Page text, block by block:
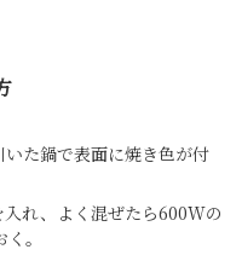
た鍋で表面に焼き色が付
れ、よく混ぜたら600Wの
。